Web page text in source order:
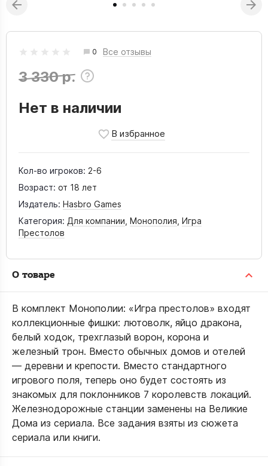
0 Все отзывы
3 330 р.
Нет в наличии
Кол-во игроков: 2-6
Возраст: от 18 лет
Издатель: Hasbro Games
Категория: Для компании Монополия Игра
Престолов
О товаре
В комплект Монополии: «Игра престолов» входят
коллекционные фишки: лютоволк, яйцо дракона,
белый ходок, трехглазый ворон, корона и
железный трон. Вместо обычных домов и отелей
— деревни и крепости. Вместо стандартного
игрового поля, теперь оно будет состоять из
знакомых для поклонников 7 королевств локаций.
Железнодорожные станции заменены на Великие
Дома из сериала. Все задания взяты из сюжета
сериала или книги.